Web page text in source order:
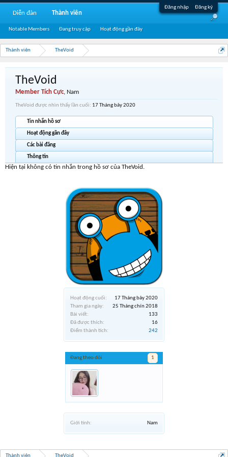
Đăng nhập Đăng ký
Thành viên TheVoid
Hoạt động cuối:
17 Tháng bảy 2020
Tham gia ngày:
25 Tháng chín 2018
Bài viết:
133
Đã được thích:
16
Điểm thành tích:
242
Đang theo dõi 1
Giới tính: Nam
TheVoid
Member Tích Cực, Nam
TheVoid được nhìn thấy lần cuối: 17 Tháng bảy 2020
Tin nhắn hồ sơ
Hoạt động gần đây
Các bài đăng
Thông tin
Hiện tại không có tin nhắn trong hồ sơ của TheVoid.
Thành viên TheVoid
Diễn đàn Thành viên
Notable Members Đang truy cập Hoạt động gần đây